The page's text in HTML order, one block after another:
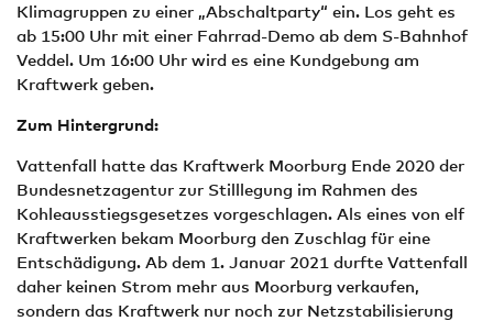
Klimagruppen zu einer „Abschaltparty“ ein. Los geht es
ab 15:00 Uhr mit einer Fahrrad-Demo ab dem S-Bahnhof
Veddel. Um 16:00 Uhr wird es eine Kundgebung am
Kraftwerk geben.
Zum Hintergrund:
Vattenfall hatte das Kraftwerk Moorburg Ende 2020 der
Bundesnetzagentur zur Stilllegung im Rahmen des
Kohleausstiegsgesetzes vorgeschlagen. Als eines von elf
Kraftwerken bekam Moorburg den Zuschlag für eine
Entschädigung. Ab dem 1. Januar 2021 durfte Vattenfall
daher keinen Strom mehr aus Moorburg verkaufen,
sondern das Kraftwerk nur noch zur Netzstabilisierung